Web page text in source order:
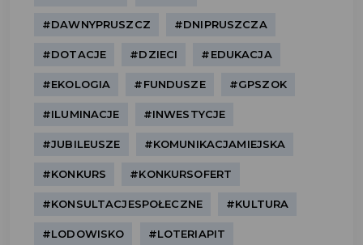
#DAWNYPRUSZCZ #DNIPRUSZCZA
#DOTACJE #DZIECI #EDUKACJA
#EKOLOGIA #FUNDUSZE #GPSZOK
#ILUMINACJE #INWESTYCJE
#JUBILEUSZE #KOMUNIKACJAMIEJSKA
#KONKURS #KONKURSOFERT
#KONSULTACJESPOŁECZNE #KULTURA
#LODOWISKO #LOTERIAPIT